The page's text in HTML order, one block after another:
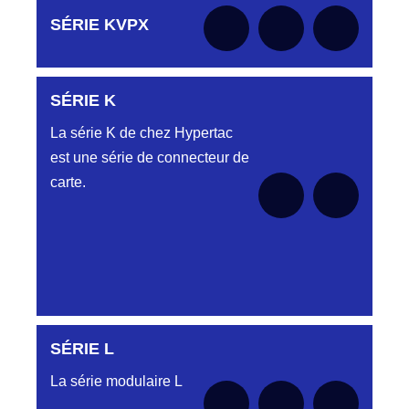
Aucune pièce disponible pour cette série pour
le moment
SÉRIE KVPX
Aucune pièce disponible pour cette série pour
SÉRIE K
La série K de chez Hypertac
est une série de connecteur de
carte.
SÉRIE KAA
SÉRIE L
La série modulaire L